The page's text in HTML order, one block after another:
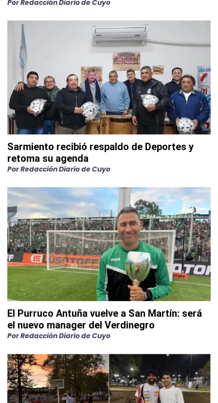
PorRedacción Diario de Cuyo
Sarmiento recibió respaldo de Deportes y
retoma su agenda
PorRedacción Diario de Cuyo
El Purruco Antuña vuelve a San Martín: será
el nuevo manager del Verdinegro
PorRedacción Diario de Cuyo